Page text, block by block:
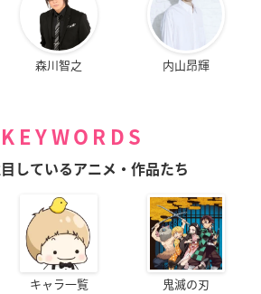
森川智之 内山昂輝
KEYWORDS
しているアニメ・作品たち
キャラ一覧 鬼滅の刃